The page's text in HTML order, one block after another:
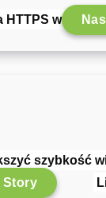
HTTPS w
szybkość
Story